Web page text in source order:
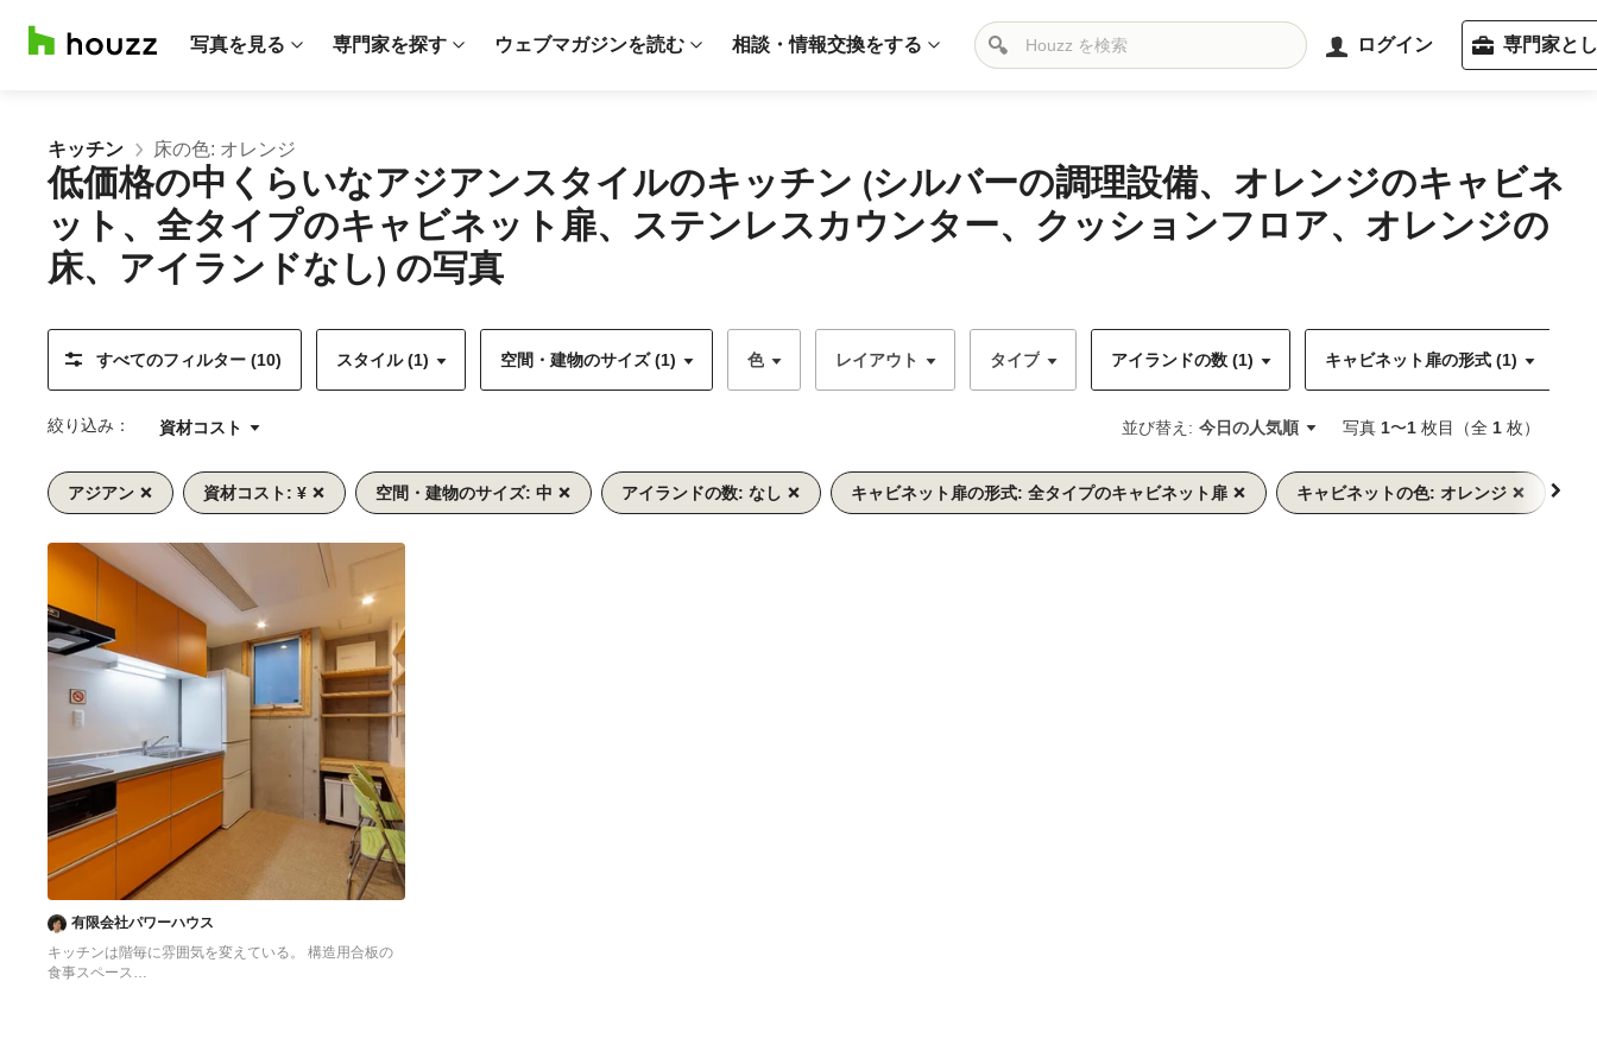
写真を見る 専門家を探す ウェブマガジンを読む 相談・情報交換をする ログイン 専門家と
キッチン 床の色: オレンジ
低価格の中くらいなアジアンスタイルのキッチン (シルバーの調理設備、オレンジのキャビネ
ット、全タイプのキャビネット扉、ステンレスカウンター、クッションフロア、オレンジの
床、アイランドなし) の写真
すべてのフィルター (10) スタイル (1) 空間・建物のサイズ (1) 色 レイアウト タイプ アイランドの数 (1) キャビネット扉の形式 (1)
絞り込み： 資材コスト 並び替え: 今日の人気順 写真 1〜1 枚目（全 1 枚）
アジアン 資材コスト: ¥ 空間・建物のサイズ: 中 アイランドの数: なし キャビネット扉の形式: 全タイプのキャビネット扉 キャビネットの色: オレンジ
へ
へ
有限会社パワーハウス
キッチンは階毎に雰囲気を変えている。 構造用合板の
食事スペース